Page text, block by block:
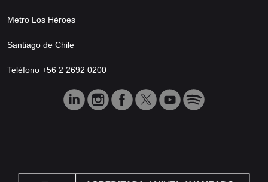
Metro Los Héroes
Santiago de Chile
Teléfono +56 2 2692 0200